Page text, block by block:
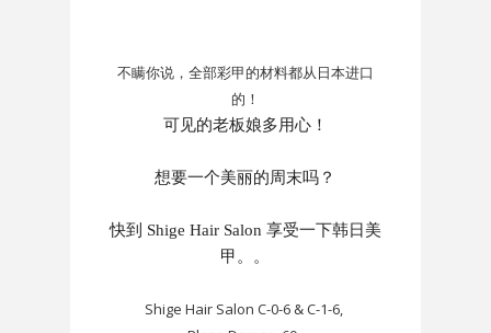
不瞒你说，全部彩甲的材料都从日本进口
的！
可见的老板娘多用心！
想要一个美丽的周末吗？
快到 Shige Hair Salon 享受一下韩日美
甲。。
Shige Hair Salon C-0-6 & C-1-6,